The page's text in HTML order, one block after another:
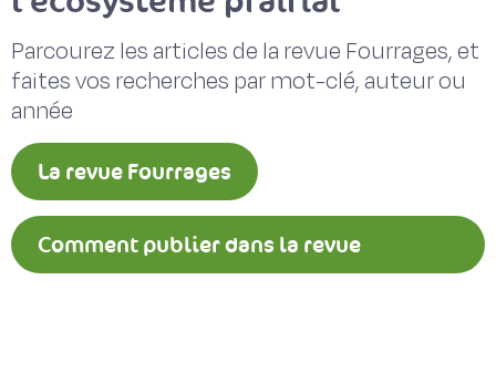
Parcourez les articles de la revue Fourrages, et
faites vos recherches par mot-clé, auteur ou
année
La revue Fourrages
Comment publier dans la revue